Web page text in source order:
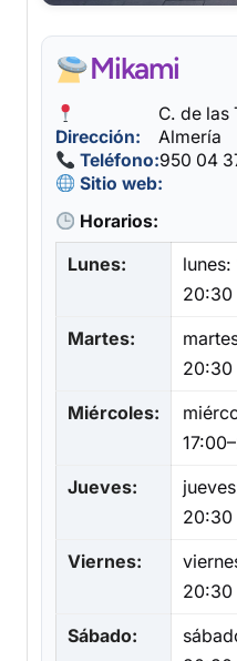
Mikami
Dirección:
C. de las
Almería
Teléfono:950 04
Sitio web:
Horarios:
Lunes:
lunes:
20:30
Martes:
20:30
Miércoles:
Jueves:
20:30
Viernes:
20:30
Sábado: